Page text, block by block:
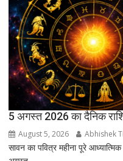
5 अगस्त 2026 का दैनिक
August 5, 2026 Abhishek
सावन का पवित्र महीना पूरे